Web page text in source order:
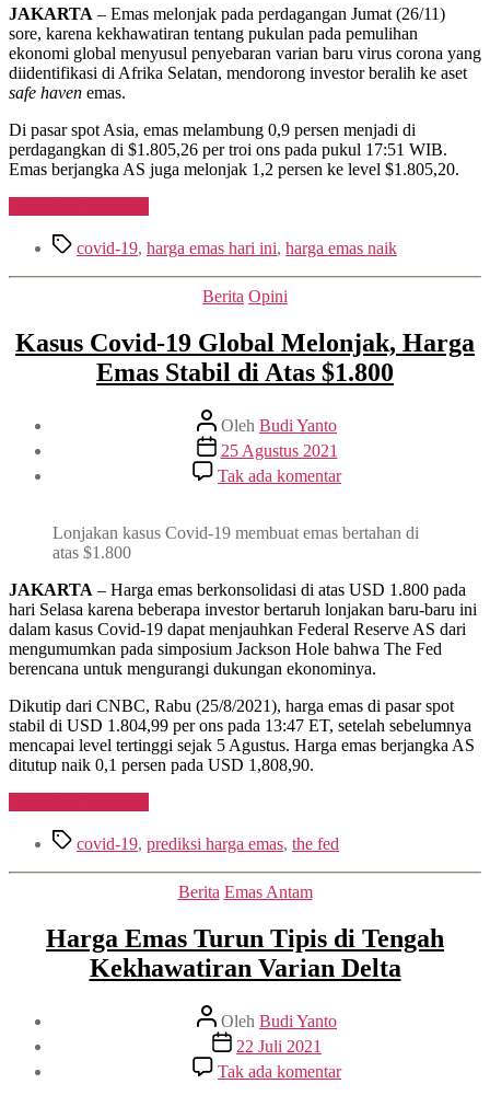
atas
Corona
Varian
Baru
JAKARTA – Emas melonjak pada perdagangan Jumat (26/11)
sore, karena kekhawatiran tentang pukulan pada pemulihan
ekonomi global menyusul penyebaran varian baru virus corona yang
diidentifikasi di Afrika Selatan, mendorong investor beralih ke aset
safe haven emas.
Di pasar spot Asia, emas melambung 0,9 persen menjadi di
perdagangkan di $1.805,26 per troi ons pada pukul 17:51 WIB.
Emas berjangka AS juga melonjak 1,2 persen ke level $1.805,20.
Melonjak
Kekhawatiran
Varian
Baru”
Tag covid-19, harga emas hari ini, harga emas naik
Kategori
Berita Opini
Kasus Covid-19 Global Melonjak, Harga
Emas Stabil di Atas $1.800
Penulis
artikel
Oleh Budi Yanto
Tanggal
artikel
25 Agustus 2021
Tak ada komentarpada
Kasus
19
Harga
Emas
Stabil
di
Atas
Lonjakan kasus Covid-19 membuat emas bertahan di
atas $1.800
JAKARTA – Harga emas berkonsolidasi di atas USD 1.800 pada
hari Selasa karena beberapa investor bertaruh lonjakan baru-baru ini
dalam kasus Covid-19 dapat menjauhkan Federal Reserve AS dari
mengumumkan pada simposium Jackson Hole bahwa The Fed
berencana untuk mengurangi dukungan ekonominya.
Dikutip dari CNBC, Rabu (25/8/2021), harga emas di pasar spot
stabil di USD 1.804,99 per ons pada 13:47 ET, setelah sebelumnya
mencapai level tertinggi sejak 5 Agustus. Harga emas berjangka AS
ditutup naik 0,1 persen pada USD 1,808,90.
19
Melonjak,
Harga
Stabil
Atas
global-
melonjak-
Tag covid-19, prediksi harga emas, the fed
Kategori
Berita Emas Antam
Harga Emas Turun Tipis di Tengah
Kekhawatiran Varian Delta
Penulis
artikel
Oleh Budi Yanto
Tanggal
artikel
22 Juli 2021
Tak ada komentarpada
Harga